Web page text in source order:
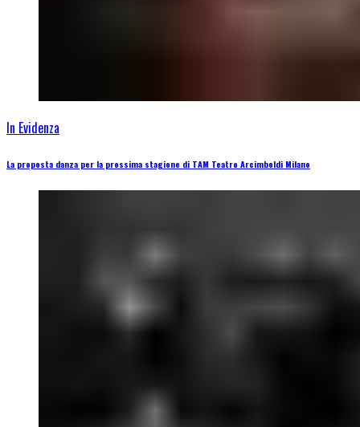
In Evidenza
La proposta danza per la prossima stagione di TAM Teatro Arcimboldi Milano